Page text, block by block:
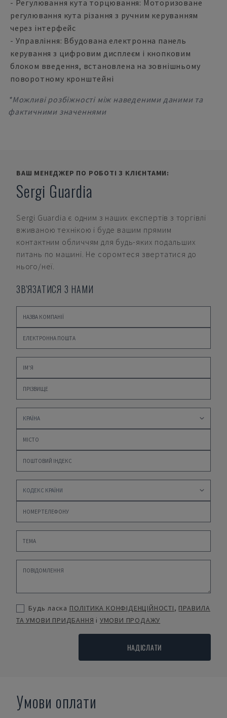
- Регулювання кута торцювання: Моторизоване
регулювання кута різання з ручним керуванням
через інтерфейс
- Управління: Вбудована електронна панель
керування з цифровим дисплеєм і кнопковим
блоком введення, встановлена на зовнішньому
поворотному кронштейні
*Можливі розбіжності між наведеними даними та
фактичними значеннями
ВАШ МЕНЕДЖЕР ПО РОБОТІ З КЛІЄНТАМИ:
Sergi Guardia
Sergi Guardia є одним з наших експертів з торгівлі
вживаною технікою і буде вашим прямим
контактним обличчям для будь-яких подальших
питань по машині. Не соромтеся звертатися до
нього/неї.
ЗВ'ЯЗАТИСЯ З НАМИ
Будь ласка ПОЛІТИКА КОНФІДЕНЦІЙНОСТІ, ПРАВИЛА
ТА УМОВИ ПРИДБАННЯ і УМОВИ ПРОДАЖУ
НАДІСЛАТИ
Умови оплати